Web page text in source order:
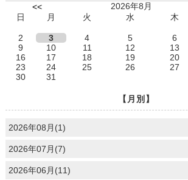
<<
2026年8月
日
月 火 水 木
2
3 4 5 6
9
10 11 12 13
16
17 18 19 20
23
24 25 26 27
30
31
【月別】
2026年08月(1)
2026年07月(7)
2026年06月(11)